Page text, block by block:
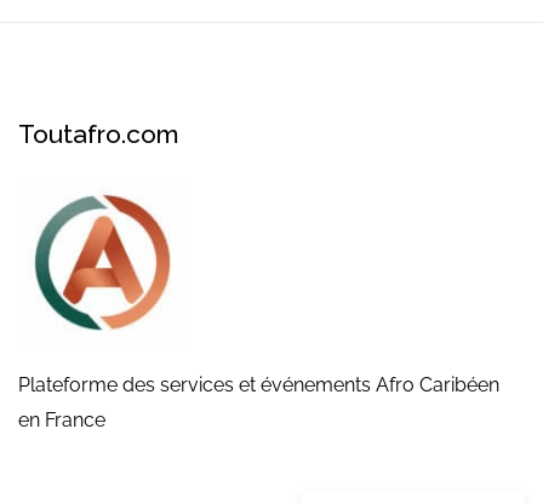
Toutafro.com
Plateforme des services et événements Afro Caribéen
en France